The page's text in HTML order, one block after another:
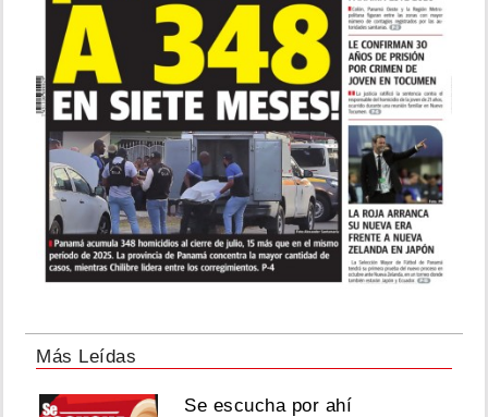
Más Leídas
Se escucha por ahí